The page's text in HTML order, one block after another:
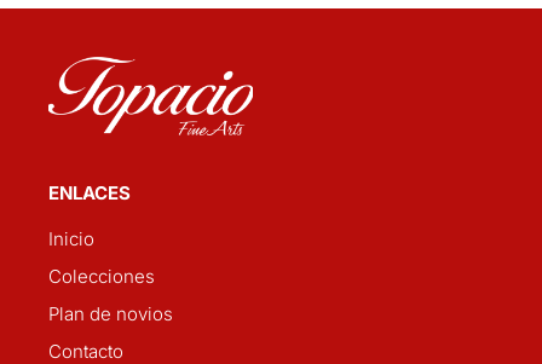
ENLACES
Inicio
Colecciones
Plan de novios
Contacto